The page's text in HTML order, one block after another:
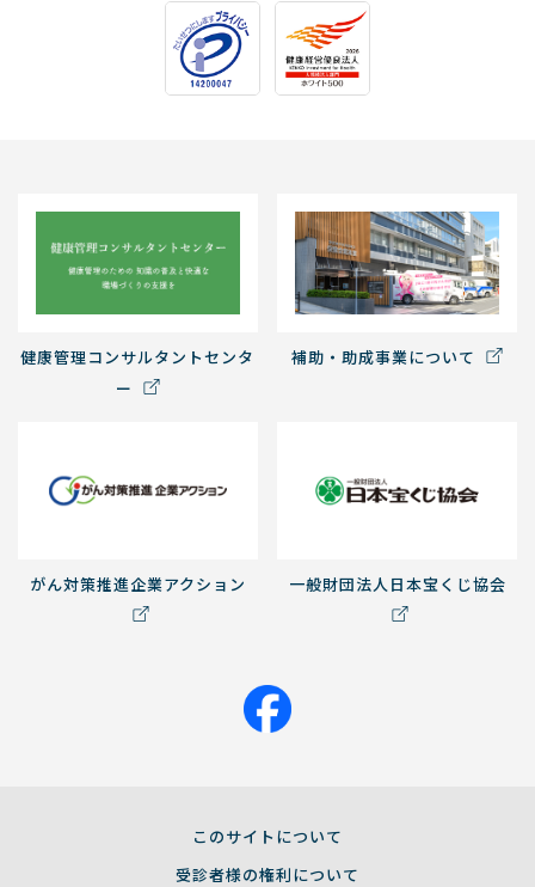
健康管理コンサルタントセンタ
ー
補助・助成事業について
がん対策推進企業アクション 一般財団法人日本宝くじ協会
このサイトについて
受診者様の権利について